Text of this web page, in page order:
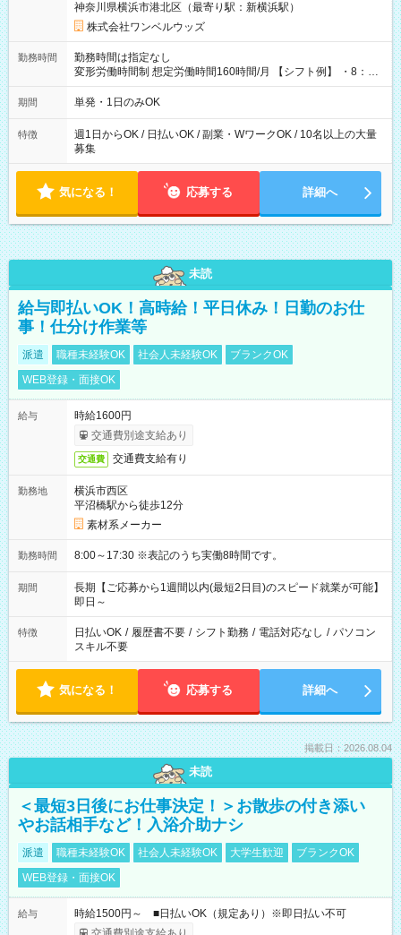
神奈川県横浜市港北区（最寄り駅：新横浜駅）
株式会社ワンベルウッズ
勤務時間
勤務時間は指定なし
変形労働時間制 想定労働時間160時間/月 【シフト例】 ・8：00
～21：00
期間 単発・1日のみOK
特徴
週1日からOK / 日払いOK / 副業・WワークOK / 10名以上の大量
募集
気になる！ 応募する 詳細へ
未読
給与即払いOK！高時給！平日休み！日勤のお仕
事！仕分け作業等
派遣 職種未経験OK 社会人未経験OK
ブランクOK
WEB登録・面接OK
給与
時給1600円
交通費別途支給あり
交通費 交通費支給有り
勤務地
横浜市西区
平沼橋駅から徒歩12分
素材系メーカー
勤務時間 8:00～17:30 ※表記のうち実働8時間です。
期間
長期【ご応募から1週間以内(最短2日目)のスピード就業が可能】
即日～
特徴 日払いOK / 履歴書不要 / シフト勤務 / 電話対応なし / パソコン
スキル不要
気になる！ 応募する 詳細へ
掲載日：2026.08.04
未読
＜最短3日後にお仕事決定！＞お散歩の付き添い
やお話相手など！入浴介助ナシ
派遣 職種未経験OK 社会人未経験OK 大学生歓迎
ブランクOK
WEB登録・面接OK
給与
時給1500円～ ■日払いOK（規定あり）※即日払い不可